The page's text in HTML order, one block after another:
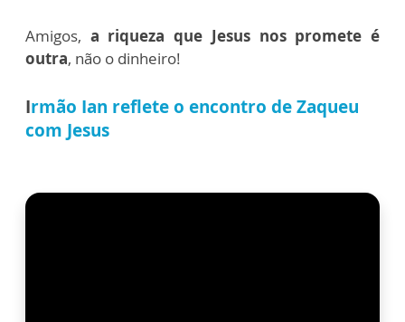
Amigos, a riqueza que Jesus nos promete é
outra, não o dinheiro!
Irmão Ian reflete o encontro de Zaqueu
com Jesus